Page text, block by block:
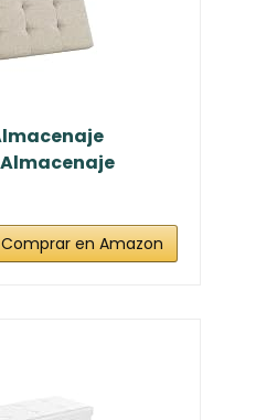
Comprar en Amazon